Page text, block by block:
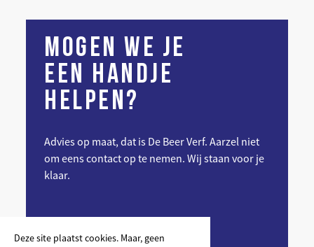
Deze site plaatst cookies. Maar, geen
MOGEN WE JE
EEN HANDJE
HELPEN?
Advies op maat, dat is De Beer Verf. Aarzel niet
om eens contact op te nemen. Wij staan voor je
klaar.
NEEM CONTACT OP